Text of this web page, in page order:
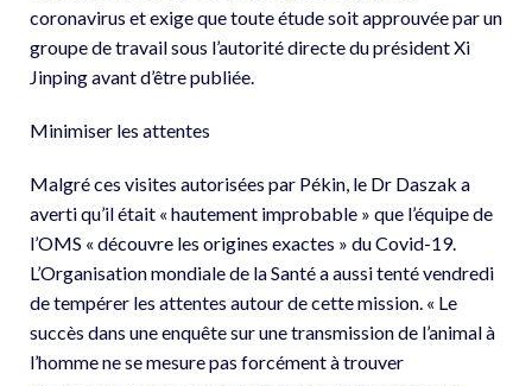
coronavirus et exige que toute étude soit approuvée par un
groupe de travail sous l’autorité directe du président Xi
Jinping avant d’être publiée.
Minimiser les attentes
Malgré ces visites autorisées par Pékin, le Dr Daszak a
averti qu’il était « hautement improbable » que l’équipe de
l’OMS « découvre les origines exactes » du Covid-19.
L’Organisation mondiale de la Santé a aussi tenté vendredi
de tempérer les attentes autour de cette mission. « Le
succès dans une enquête sur une transmission de l’animal à
l’homme ne se mesure pas forcément à trouver